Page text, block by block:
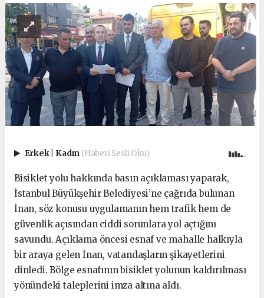
Erkek Kadın (Haberi Sesli Oku)
Bisiklet yolu hakkında basın açıklaması yaparak,
İstanbul Büyükşehir Belediyesi’ne çağrıda bulunan
İnan, söz konusu uygulamanın hem trafik hem de
güvenlik açısından ciddi sorunlara yol açtığını
savundu. Açıklama öncesi esnaf ve mahalle halkıyla
bir araya gelen İnan, vatandaşların şikayetlerini
dinledi. Bölge esnafının bisiklet yolunun kaldırılması
yönündeki taleplerini imza altına aldı.